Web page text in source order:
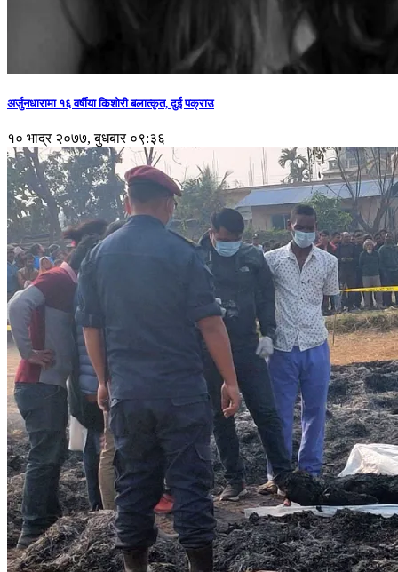
अर्जुनधारामा १६ वर्षीया किशोरी बलात्कृत, दुई पक्राउ
१० भाद्र २०७७, बुधबार ०९:३६